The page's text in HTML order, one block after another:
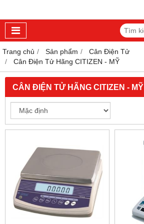
Trang chủ Sản phẩm
Cân Điện Tử
Cân Điện Tử Hãng CITIZEN - MỸ
CÂN ĐIỆN TỬ HÃNG CITIZEN - MỸ